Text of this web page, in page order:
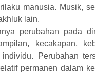
manusia. Musik,
lain.
perubahan pada
kecakapan,
Perubahan
permanen dalam